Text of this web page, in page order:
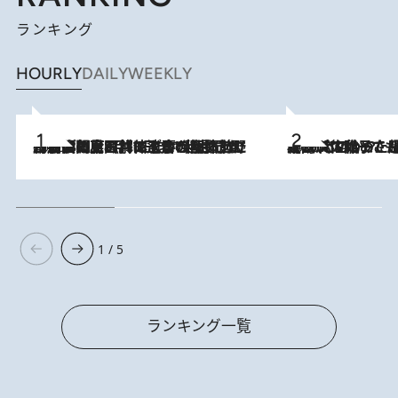
ランキング
HOURLYDAILYWEEKLY
2026.8.8
「最後に見られてよかった」上野動物園の東園パンダ舎が解体前に特別公開。8月16日まで延長されたパネル展と共に辿る“半世紀”のパンダ飼育《解体工事の図面あり》 2026.8.5
【阿川佐和子さんの年とる力】なぜ70代で始めた趣味は“こんなに楽しい”のか？ ピアノ、俳句…スランプに陥っても続けられる“ある秘訣”とは
1 / 5
ランキング一覧